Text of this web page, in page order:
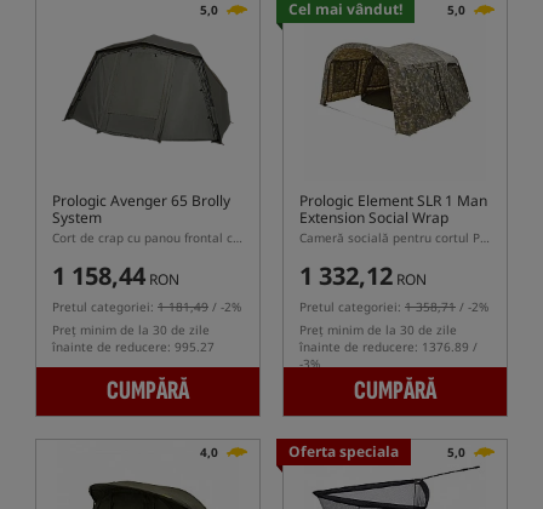
5,0
Prologic Avenger 65 Brolly
System
Cort de crap cu panou frontal complet
1 158,44 RON
Pretul categoriei: 1 181,49 / -2%
Preț minim de la 30 de zile
înainte de reducere: 995.27
CUMPĂRĂ
Cel mai vândut! 5,0
Prologic Element SLR 1 Man
Extension Social Wrap
Camo
Cameră socială pentru cortul Prologic Element SLR 1 Man Bivvy CAMO
1 332,12 RON
Pretul categoriei: 1 358,71 / -2%
Preț minim de la 30 de zile
înainte de reducere: 1376.89 /
-3%
CUMPĂRĂ
4,0 Oferta speciala 5,0